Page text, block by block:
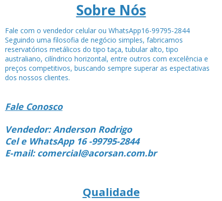
Sobre Nós
Fale com o vendedor celular ou WhatsApp16-99795-2844
Seguindo uma filosofia de negócio simples, fabricamos
reservatórios metálicos do tipo taça, tubular alto, tipo
australiano, cilíndrico horizontal, entre outros com excelência e
preços competitivos, buscando sempre superar as espectativas
dos nossos clientes.
Fale Conosco
Vendedor: Anderson Rodrigo
Cel e WhatsApp 16 -99795-2844
E-mail: comercial@acorsan.com.br
Qualidade